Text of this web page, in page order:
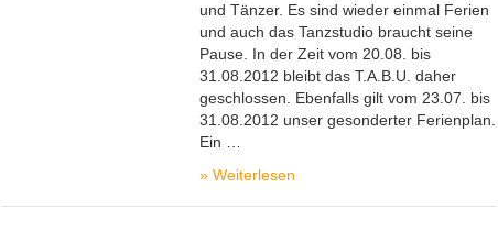
und Tänzer. Es sind wieder einmal Ferien
und auch das Tanzstudio braucht seine
Pause. In der Zeit vom 20.08. bis
31.08.2012 bleibt das T.A.B.U. daher
geschlossen. Ebenfalls gilt vom 23.07. bis
31.08.2012 unser gesonderter Ferienplan.
Ein …
» Weiterlesen